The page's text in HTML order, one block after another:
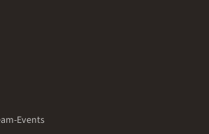
Events